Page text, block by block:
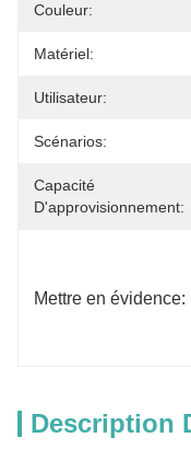
Couleur:
Matériel:
Utilisateur:
Scénarios:
Capacité
D'approvisionnement:
Mettre en évidence:
Description